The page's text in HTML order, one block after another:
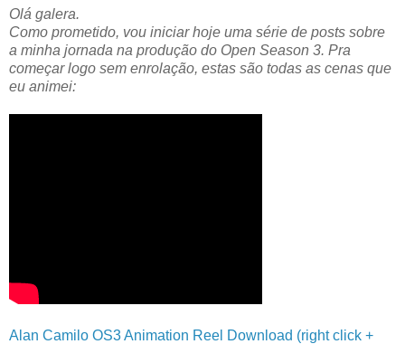
Olá galera.
Como prometido, vou iniciar hoje uma série de posts sobre
a minha jornada na produção do Open Season 3. Pra
começar logo sem enrolação, estas são todas as cenas que
eu animei:
Alan Camilo OS3 Animation Reel Download (right click +